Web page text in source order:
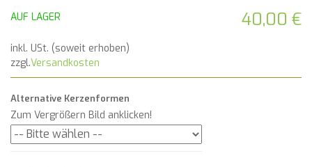
40,00 €
AUF LAGER
inkl. USt. (soweit erhoben)
zzgl.Versandkosten
Alternative Kerzenformen
Zum Vergrößern Bild anklicken!